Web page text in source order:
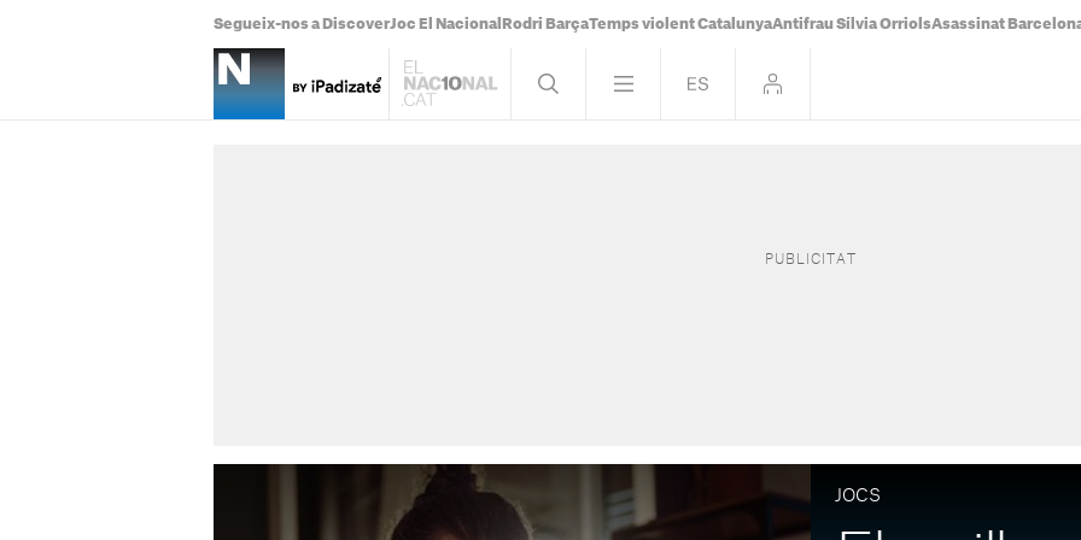
Segueix-nos a DiscoverJoc El Nacional Rodri BarçaTemps violent CatalunyaAntifrau Sílvia OrriolsAsassinat
JOCS